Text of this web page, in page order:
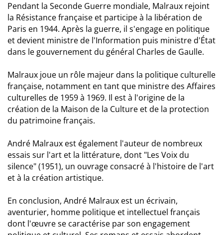
Pendant la Seconde Guerre mondiale, Malraux rejoint
la Résistance française et participe à la libération de
Paris en 1944. Après la guerre, il s'engage en politique
et devient ministre de l'Information puis ministre d'État
dans le gouvernement du général Charles de Gaulle.
Malraux joue un rôle majeur dans la politique culturelle
française, notamment en tant que ministre des Affaires
culturelles de 1959 à 1969. Il est à l'origine de la
création de la Maison de la Culture et de la protection
du patrimoine français.
André Malraux est également l'auteur de nombreux
essais sur l'art et la littérature, dont "Les Voix du
silence" (1951), un ouvrage consacré à l'histoire de l'art
et à la création artistique.
En conclusion, André Malraux est un écrivain,
aventurier, homme politique et intellectuel français
dont l'œuvre se caractérise par son engagement